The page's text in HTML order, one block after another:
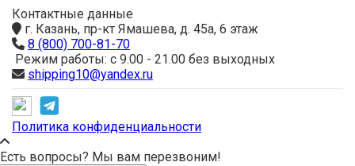
Контактные данные
г. Казань, пр-кт Ямашева, д. 45а, 6 этаж
8 (800) 700-81-70
Режим работы: с 9.00 - 21.00 без выходных
shipping10@yandex.ru
Политика конфиденциальности
Есть вопросы? Мы вам перезвоним!